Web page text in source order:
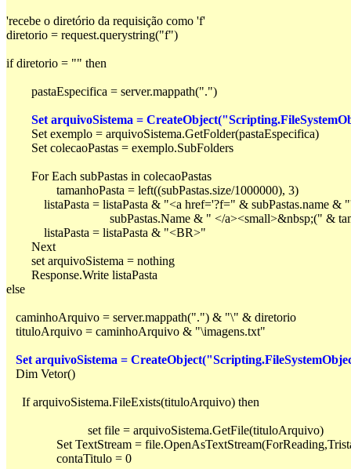
'recebe o diretório da requisição como 'f'
diretorio = request.querystring("f")
if diretorio = "" then
Set arquivoSistema =
	Set exemplo = arquivoSistema.GetFolder(pastaEspecifica)
	For Each subPastas in colecaoPastas
		tamanhoPasta = left((subPastas.size/1000000), 3)
subPastas.Name & " </
	    listaPasta = listaPasta & "<BR>"
	set arquivoSistema = nothing
else
   caminhoArquivo = server.mappath(".") & "\" & diretorio
   tituloArquivo = caminhoArquivo & "\imagens.txt"
Set arquivoSistema =
   Dim Vetor()
     If arquivoSistema.FileExists(tituloArquivo) then
                          set file = arquivoSistema.GetFile(tituloArquivo)
Set TextStream =